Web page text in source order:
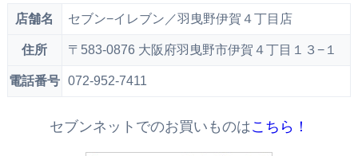
店舗名 セブン−イレブン／羽曳野伊賀４丁目店
住所 〒583-0876 大阪府羽曳野市伊賀４丁目１３−１
電話番号 072-952-7411
セブンネットでのお買いものはこちら！